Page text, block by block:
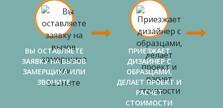
ВЫ ОСТАВЛЯЕТЕ
ЗАЯВКУ НА ВЫЗОВ
ЗАМЕРЩИКА ИЛИ
ЗВОНИТЕ
ПРИЕЗЖАЕТ
ДИЗАЙНЕР С
ОБРАЗЦАМИ,
ДЕЛАЕТ ПРОЕКТ И
РАСЧЕТ
СТОИМОСТИ